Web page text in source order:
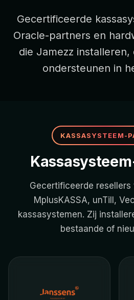
Gecertificeerde
Oracle-partners en
die Jamezz
ondersteunen in
KASSASYSTEEM-
Gecertificeerde
MplusKASSA, unTill,
kassasystemen. Zij
bestaande of